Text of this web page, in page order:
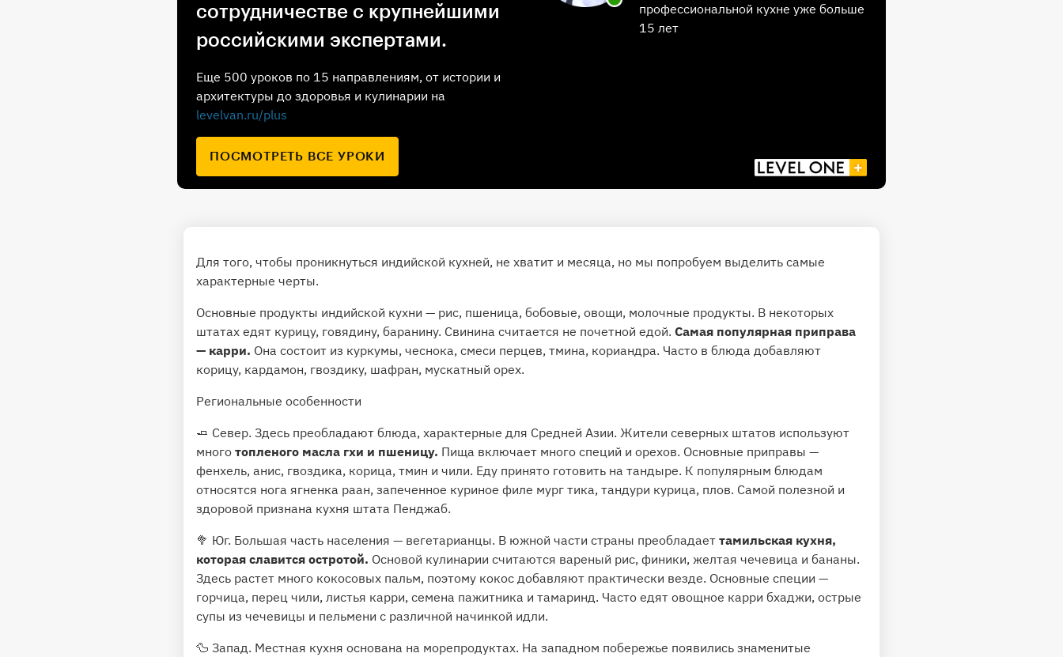
сотрудничестве с крупнейшими
российскими экспертами.
Еще 500 уроков по 15 направлениям, от истории и
архитектуры до здоровья и кулинарии на
levelvan.ru/plus
ПОСМОТРЕТЬ ВСЕ УРОКИ
профессиональной кухне уже больше
15 лет
Для того, чтобы проникнуться индийской кухней, не хватит и месяца, но мы попробуем выделить самые
характерные черты.
Основные продукты индийской кухни — рис, пшеница, бобовые, овощи, молочные продукты. В некоторых
штатах едят курицу, говядину, баранину. Свинина считается не почетной едой. Самая популярная приправа
— карри. Она состоит из куркумы, чеснока, смеси перцев, тмина, кориандра. Часто в блюда добавляют
корицу, кардамон, гвоздику, шафран, мускатный орех.
Региональные особенности
🧈 Север. Здесь преобладают блюда, характерные для Средней Азии. Жители северных штатов используют
много топленого масла гхи и пшеницу. Пища включает много специй и орехов. Основные приправы —
фенхель, анис, гвоздика, корица, тмин и чили. Еду принято готовить на тандыре. К популярным блюдам
относятся нога ягненка раан, запеченное куриное филе мург тика, тандури курица, плов. Самой полезной и
здоровой признана кухня штата Пенджаб.
🥦 Юг. Большая часть населения — вегетарианцы. В южной части страны преобладает тамильская кухня,
которая славится остротой. Основой кулинарии считаются вареный рис, финики, желтая чечевица и бананы.
Здесь растет много кокосовых пальм, поэтому кокос добавляют практически везде. Основные специи —
горчица, перец чили, листья карри, семена пажитника и тамаринд. Часто едят овощное карри бхаджи, острые
супы из чечевицы и пельмени с различной начинкой идли.
🦆 Запад. Местная кухня основана на морепродуктах. На западном побережье появились знаменитые